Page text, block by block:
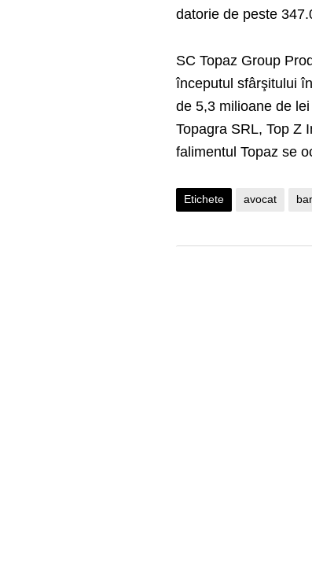
datorie de peste
SC Topaz Group
începutul sfârşitului
de 5,3 milioane de
Topagra SRL, Top Z
falimentul Topaz se
Etichete avocat